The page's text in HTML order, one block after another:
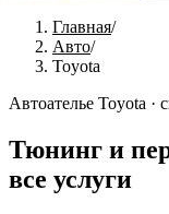
Главная/
Авто/
Toyota
Автоателье Toyota ·
Тюнинг и
все услуги